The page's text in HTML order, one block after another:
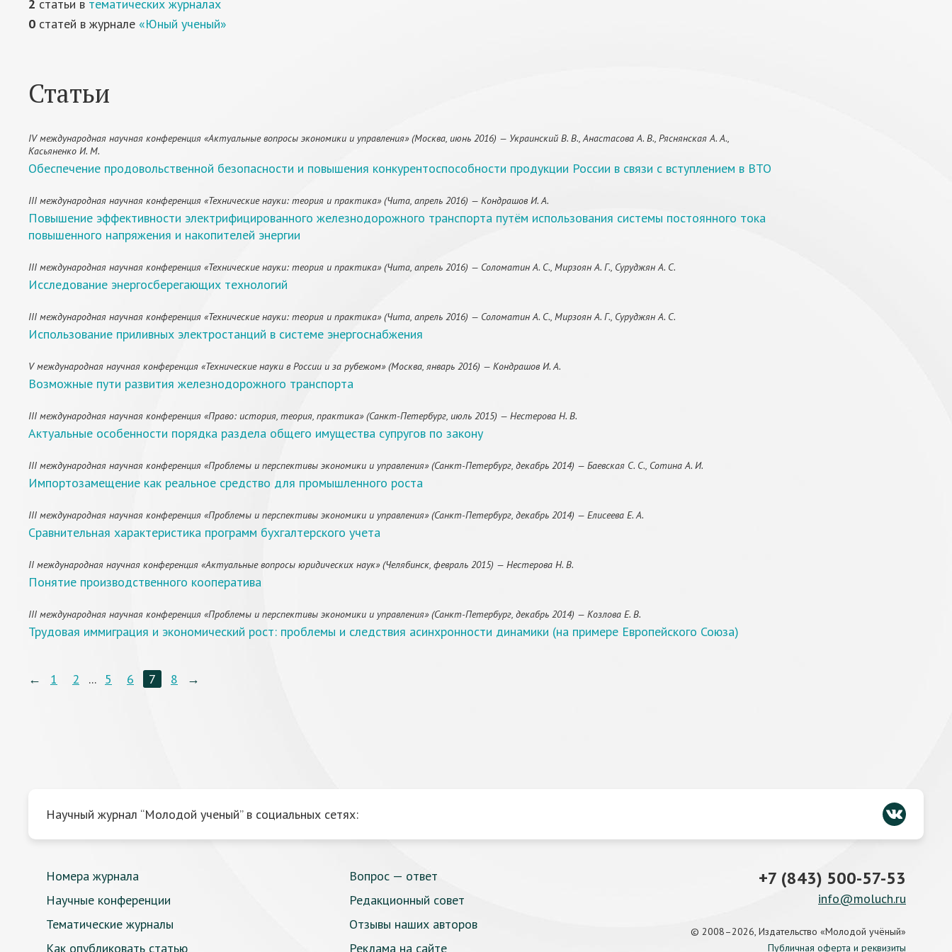
2 статьи в тематических журналах
0 статей в журнале «Юный ученый»
Статьи
IV международная научная конференция «Актуальные вопросы экономики и управления» (Москва, июнь 2016) — Украинский В. В., Анастасова А. В., Ряснянская А. А.,
Касьяненко И. М.
Обеспечение продовольственной безопасности и повышения конкурентоспособности продукции России в связи с вступлением в ВТО
III международная научная конференция «Технические науки: теория и практика» (Чита, апрель 2016) — Кондрашов И. А.
Повышение эффективности электрифицированного железнодорожного транспорта путём использования системы постоянного тока
повышенного напряжения и накопителей энергии
III международная научная конференция «Технические науки: теория и практика» (Чита, апрель 2016) — Соломатин А. С., Мирзоян А. Г., Суруджян А. С.
Исследование энергосберегающих технологий
III международная научная конференция «Технические науки: теория и практика» (Чита, апрель 2016) — Соломатин А. С., Мирзоян А. Г., Суруджян А. С.
Использование приливных электростанций в системе энергоснабжения
V международная научная конференция «Технические науки в России и за рубежом» (Москва, январь 2016) — Кондрашов И. А.
Возможные пути развития железнодорожного транспорта
III международная научная конференция «Право: история, теория, практика» (Санкт-Петербург, июль 2015) — Нестерова Н. В.
Актуальные особенности порядка раздела общего имущества супругов по закону
III международная научная конференция «Проблемы и перспективы экономики и управления» (Санкт-Петербург, декабрь 2014) — Баевская С. С., Сотина А. И.
Импортозамещение как реальное средство для промышленного роста
III международная научная конференция «Проблемы и перспективы экономики и управления» (Санкт-Петербург, декабрь 2014) — Елисеева Е. А.
Сравнительная характеристика программ бухгалтерского учета
II международная научная конференция «Актуальные вопросы юридических наук» (Челябинск, февраль 2015) — Нестерова Н. В.
Понятие производственного кооператива
III международная научная конференция «Проблемы и перспективы экономики и управления» (Санкт-Петербург, декабрь 2014) — Козлова Е. В.
Трудовая иммиграция и экономический рост: проблемы и следствия асинхронности динамики (на примере Европейского Союза)
← 1 2 ... 5 6 7 8 →
Научный журнал “Молодой ученый” в социальных сетях:
Номера журнала
Научные конференции
Тематические журналы
Как опубликовать статью
Вопрос — ответ
Редакционный совет
Отзывы наших авторов
Реклама на сайте
+7 (843) 500-57-53
info@moluch.ru
© 2008–2026, Издательство «Молодой учёный»
Публичная оферта и реквизиты